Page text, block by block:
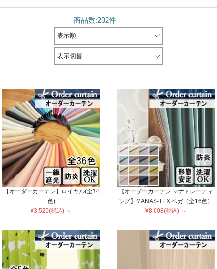
商品数:232件
表示順
表示切替
【オーダーカーテン】ロイヤル(全34
色)
¥3,520(税込) ～
【オーダーカーテン マナトレーディ
ング】MANAS-TEX ベガ（全16色）
¥8,008(税込) ～